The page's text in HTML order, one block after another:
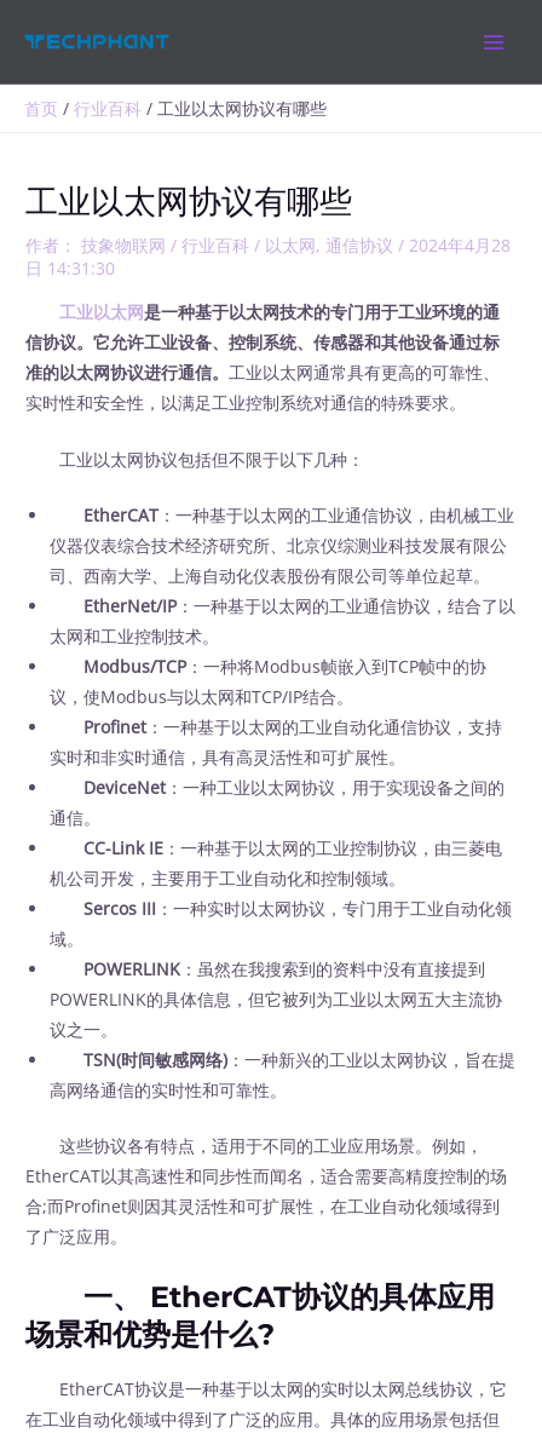
首页 行业百科 工业以太网协议有哪些
工业以太网协议有哪些
作者： 技象物联网/行业百科 / 以太网,通信协议 /2024年4月28
日 14:31:30
工业以太网是一种基于以太网技术的专门用于工业环境的通
信协议。它允许工业设备、控制系统、传感器和其他设备通过标
准的以太网协议进行通信。 工业以太网通常具有更高的可靠性、
实时性和安全性，以满足工业控制系统对通信的特殊要求。
工业以太网协议包括但不限于以下几种：
EtherCAT ：一种基于以太网的工业通信协议，由机械工业
仪器仪表综合技术经济研究所、北京仪综测业科技发展有限公
司、西南大学、上海自动化仪表股份有限公司等单位起草。
EtherNet/IP：一种基于以太网的工业通信协议，结合了以
太网和工业控制技术。
Modbus/TCP：一种将Modbus帧嵌入到TCP帧中的协
议，使Modbus与以太网和TCP/IP结合。
Profinet：一种基于以太网的工业自动化通信协议，支持
实时和非实时通信，具有高灵活性和可扩展性。
DeviceNet：一种工业以太网协议，用于实现设备之间的
通信。
CC-Link IE ：一种基于以太网的工业控制协议，由三菱电
机公司开发，主要用于工业自动化和控制领域。
Sercos III ：一种实时以太网协议，专门用于工业自动化领
域。
POWERLINK ：虽然在我搜索到的资料中没有直接提到
POWERLINK的具体信息，但它被列为工业以太网五大主流协
议之一。
TSN(时间敏感网络) ：一种新兴的工业以太网协议，旨在提
高网络通信的实时性和可靠性。
这些协议各有特点，适用于不同的工业应用场景。例如，
EtherCAT以其高速性和同步性而闻名，适合需要高精度控制的场
合;而Profinet则因其灵活性和可扩展性，在工业自动化领域得到
了广泛应用。
一、 EtherCAT协议的具体应用
场景和优势是什么?
EtherCAT协议是一种基于以太网的实时以太网总线协议，它
在工业自动化领域中得到了广泛的应用。具体的应用场景包括但